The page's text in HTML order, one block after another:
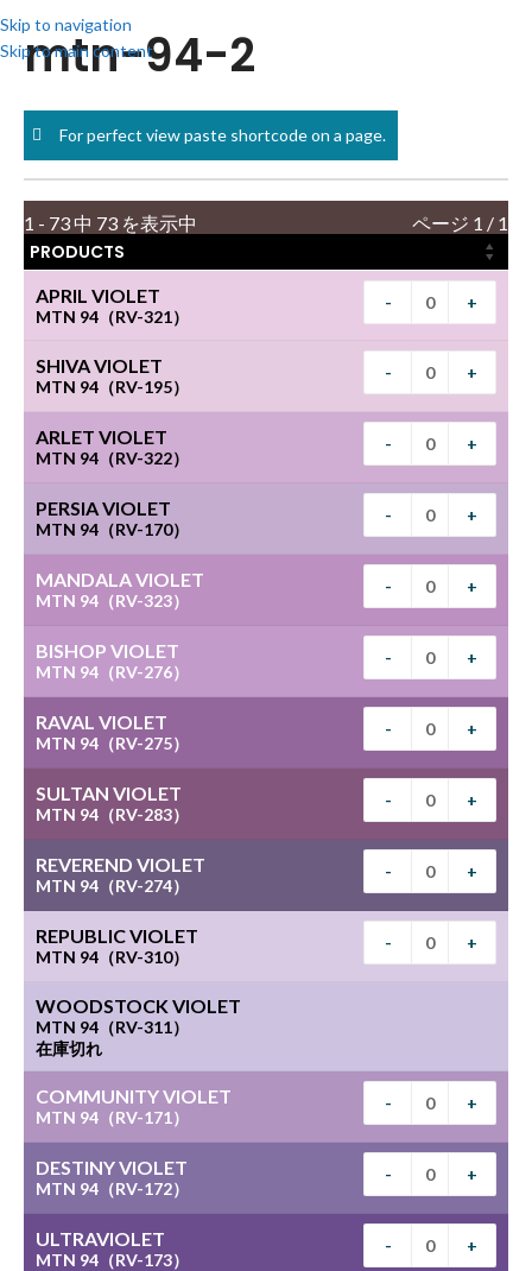
Skip to navigation
Skip to main content
mtn-94-2
For perfect view paste shortcode on a page.
1 - 73 中 73 を表示中 ページ 1 / 1
PRODUCTS
APRIL VIOLET
MTN 94（RV-321）
- +
SHIVA VIOLET
MTN 94（RV-195）
- +
ARLET VIOLET
MTN 94（RV-322）
- +
PERSIA VIOLET
MTN 94（RV-170）
- +
MANDALA VIOLET
MTN 94（RV-323）
- +
BISHOP VIOLET
MTN 94（RV-276）
- +
RAVAL VIOLET
MTN 94（RV-275）
- +
SULTAN VIOLET
MTN 94（RV-283）
- +
REVEREND VIOLET
MTN 94（RV-274）
- +
REPUBLIC VIOLET
MTN 94（RV-310）
- +
WOODSTOCK VIOLET
MTN 94（RV-311）
在庫切れ
COMMUNITY VIOLET
MTN 94（RV-171）
- +
DESTINY VIOLET
MTN 94（RV-172）
- +
ULTRAVIOLET
MTN 94（RV-173）
- +